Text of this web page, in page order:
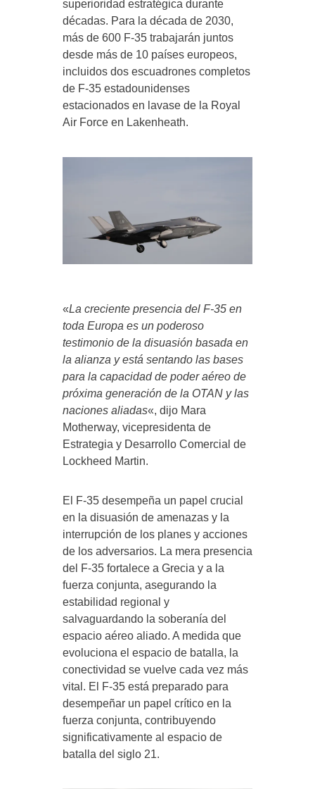
superioridad estratégica durante
décadas. Para la década de 2030,
más de 600 F-35 trabajarán juntos
desde más de 10 países europeos,
incluidos dos escuadrones completos
de F-35 estadounidenses
estacionados en lavase de la Royal
Air Force en Lakenheath.
«La creciente presencia del F-35 en
toda Europa es un poderoso
testimonio de la disuasión basada en
la alianza y está sentando las bases
para la capacidad de poder aéreo de
próxima generación de la OTAN y las
naciones aliadas«, dijo Mara
Motherway, vicepresidenta de
Estrategia y Desarrollo Comercial de
Lockheed Martin.
El F-35 desempeña un papel crucial
en la disuasión de amenazas y la
interrupción de los planes y acciones
de los adversarios. La mera presencia
del F-35 fortalece a Grecia y a la
fuerza conjunta, asegurando la
estabilidad regional y
salvaguardando la soberanía del
espacio aéreo aliado. A medida que
evoluciona el espacio de batalla, la
conectividad se vuelve cada vez más
vital. El F-35 está preparado para
desempeñar un papel crítico en la
fuerza conjunta, contribuyendo
significativamente al espacio de
batalla del siglo 21.